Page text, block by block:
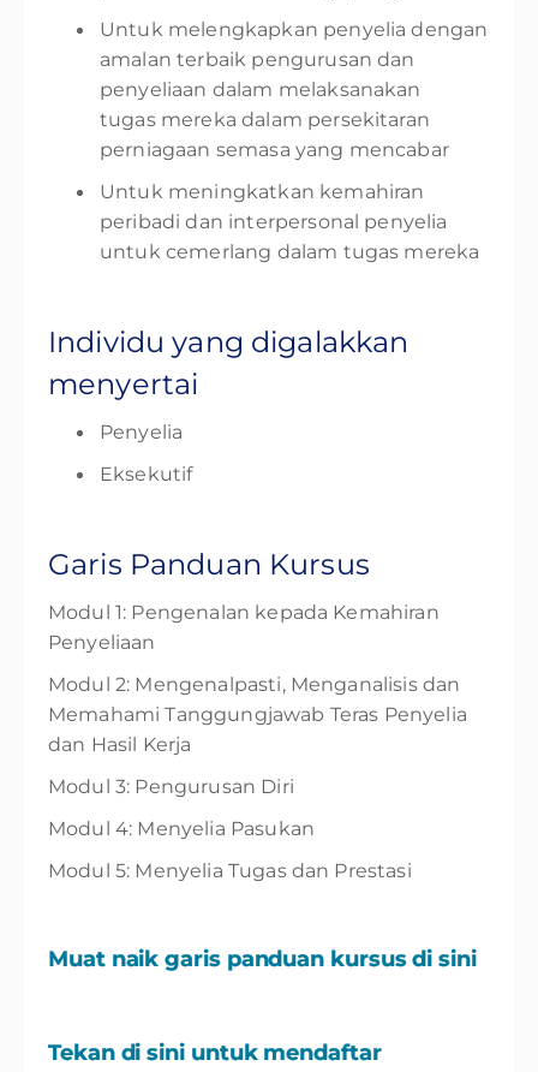
Untuk melengkapkan penyelia dengan
amalan terbaik pengurusan dan
penyeliaan dalam melaksanakan
tugas mereka dalam persekitaran
perniagaan semasa yang mencabar
Untuk meningkatkan kemahiran
peribadi dan interpersonal penyelia
untuk cemerlang dalam tugas mereka
Individu yang digalakkan
menyertai
Penyelia
Eksekutif
Garis Panduan Kursus
Modul 1: Pengenalan kepada Kemahiran
Penyeliaan
Modul 2: Mengenalpasti, Menganalisis dan
Memahami Tanggungjawab Teras Penyelia
dan Hasil Kerja
Modul 3: Pengurusan Diri
Modul 4: Menyelia Pasukan
Modul 5: Menyelia Tugas dan Prestasi
Muat naik garis panduan kursus di sini
Tekan di sini untuk mendaftar